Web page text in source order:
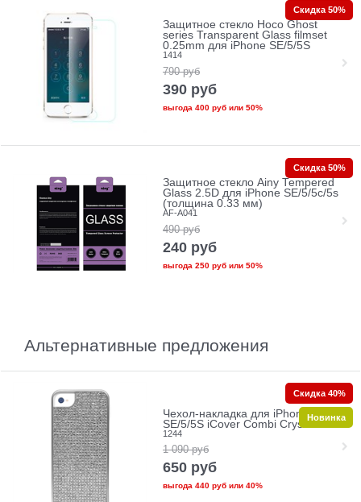
Защитное стекло Hoco Ghost
series Transparent Glass filmset
0.25mm для iPhone SE/5/5S
1414
790 руб
390 руб
выгода 400 рубили 50%
Скидка 50%
Защитное стекло Ainy Tempered
Glass 2.5D для iPhone SE/5/5c/5s
(толщина 0.33 мм)
AF-A041
490 руб
240 руб
выгода 250 рубили 50%
Скидка 50%
Альтернативные предложения
Чехол-накладка для iPhone
SE/5/5S iCover Combi Crystal
1244
1 090 руб
650 руб
выгода 440 рубили 40%
Скидка 40%
Новинка